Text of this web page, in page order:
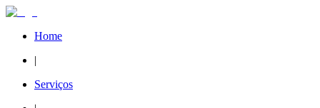
Home
|
Serviços